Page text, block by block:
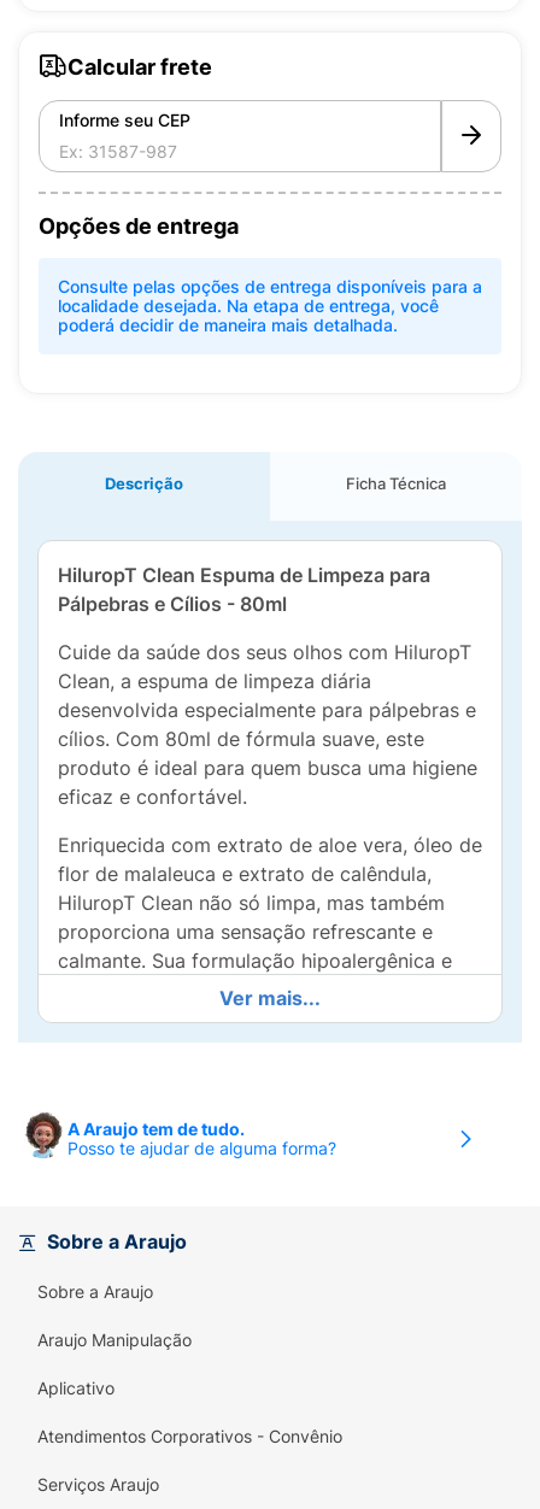
Calcular frete
Informe seu CEP
Opções de entrega
Consulte pelas opções de entrega disponíveis para a
localidade desejada. Na etapa de entrega, você
poderá decidir de maneira mais detalhada.
Descrição Ficha Técnica
HiluropT Clean Espuma de Limpeza para
Pálpebras e Cílios - 80ml
Cuide da saúde dos seus olhos com HiluropT
Clean, a espuma de limpeza diária
desenvolvida especialmente para pálpebras e
cílios. Com 80ml de fórmula suave, este
produto é ideal para quem busca uma higiene
eficaz e confortável.
Enriquecida com extrato de aloe vera, óleo de
flor de malaleuca e extrato de calêndula,
HiluropT Clean não só limpa, mas também
proporciona uma sensação refrescante e
calmante. Sua formulação hipoalergênica e
com pH neutro garante que até os olhos mais
sensíveis possam ser cuidados sem
preocupações.
parabenos e corantes artificiais, tornando-se
uma opção segura para todos. Adultos e
manutenção do bem-estar ocular.
Incorpore HiluropT Clean à sua rotina de
revitalizado. Compre agora e descubra como
é simples proteger e cuidar dos seus olhos
Ver mais...
A Araujo tem de tudo.
Posso te ajudar de alguma forma?
Sobre a Araujo
Sobre a Araujo
Araujo Manipulação
Aplicativo
Atendimentos Corporativos - Convênio
Serviços Araujo